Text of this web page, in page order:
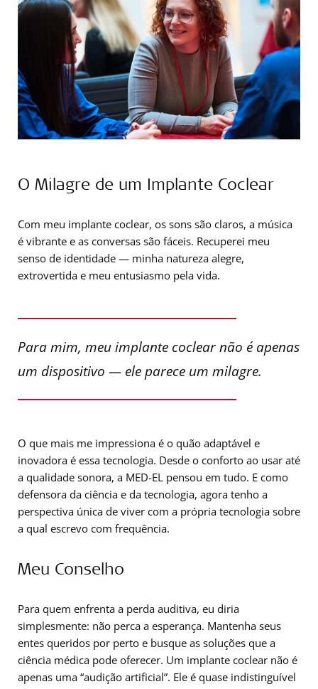
O Milagre de um Implante Coclear
Com meu implante coclear, os sons são claros, a música
é vibrante e as conversas são fáceis. Recuperei meu
senso de identidade — minha natureza alegre,
extrovertida e meu entusiasmo pela vida.
Para mim, meu implante coclear não é apenas
um dispositivo — ele parece um milagre.
O que mais me impressiona é o quão adaptável e
inovadora é essa tecnologia. Desde o conforto ao usar até
a qualidade sonora, a MED-EL pensou em tudo. E como
defensora da ciência e da tecnologia, agora tenho a
perspectiva única de viver com a própria tecnologia sobre
a qual escrevo com frequência.
Meu Conselho
Para quem enfrenta a perda auditiva, eu diria
simplesmente: não perca a esperança. Mantenha seus
entes queridos por perto e busque as soluções que a
ciência médica pode oferecer. Um implante coclear não é
apenas uma “audição artificial”. Ele é quase indistinguível